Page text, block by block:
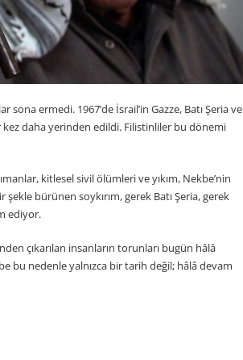
sona ermedi. 1967’de İsrail’in Gazze, Batı Şeria ve
daha yerinden edildi. Filistinliler bu dönemi
kitlesel sivil ölümleri ve yıkım, Nekbe’nin
bürünen soykırım, gerek Batı Şeria, gerek
ediyor.
çıkarılan insanların torunları bugün hâlâ
bu nedenle yalnızca bir tarih değil; hâlâ devam